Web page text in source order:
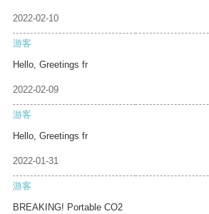
2022-02-10
游客
Hello, Greetings fr
2022-02-09
游客
Hello, Greetings fr
2022-01-31
游客
BREAKING! Portable CO2